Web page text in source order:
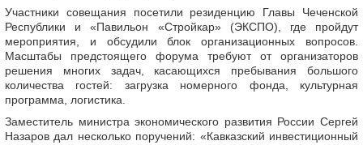
ПРЕСС-ЦЕНТР
ПРОТИВОДЕЙСТВИЕ КОРРУПЦИИ
АНТИТЕРРОР
КОНТАКТЫ
ОБРАТНАЯ СВЯЗЬ
Участники совещания посетили резиденцию Главы Чеченской
Республики и «Павильон «Стройкар» (ЭКСПО), где пройдут
мероприятия, и обсудили блок организационных вопросов.
Масштабы предстоящего форума требуют от организаторов
решения многих задач, касающихся пребывания большого
количества гостей: загрузка номерного фонда, культурная
программа, логистика.
Заместитель министра экономического развития России Сергей
Назаров дал несколько поручений: «Кавказский инвестиционный